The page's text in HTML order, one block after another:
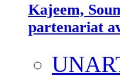
Kajeem,
partenariat